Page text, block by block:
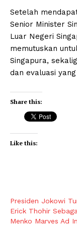
Setelah
Senior Minister
Luar Negeri
memutuskan
Singapura,
dan evaluasi
Share this:
Like this:
Presiden Jokowi
Erick Thohir
Menko Marves Ad